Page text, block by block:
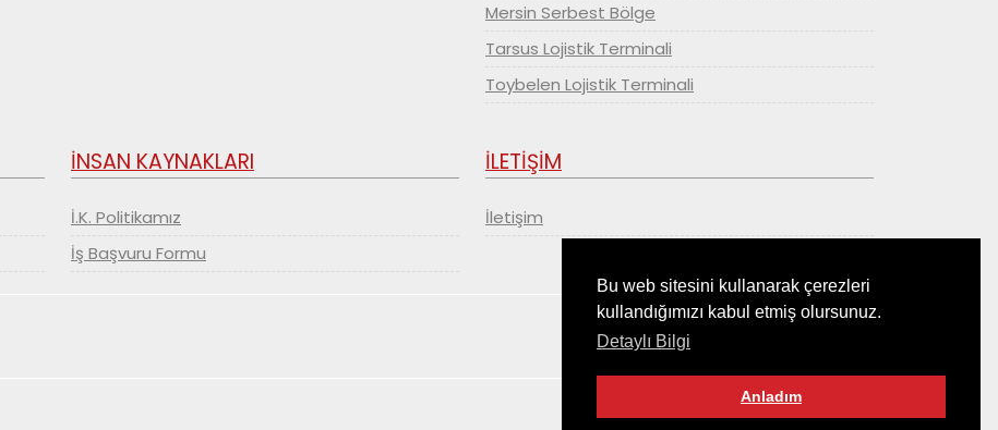
Bu web sitesini kullanarak çerezleri
kullandığımızı kabul etmiş olursunuz.
Detaylı Bilgi
Anladım
Mersin Serbest Bölge
Tarsus Lojistik Terminali
Toybelen Lojistik Terminali
İNSAN KAYNAKLARI
İ.K. Politikamız
İş Başvuru Formu
İLETİŞİM
İletişim